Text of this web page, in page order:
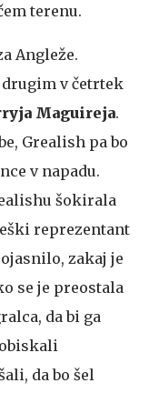
terenu.
Angleže.
drugim v četrtek
Maguireja.
Grealish pa bo
v napadu.
šokirala
reprezentant
zakaj je
se je preostala
da bi ga
da bo šel